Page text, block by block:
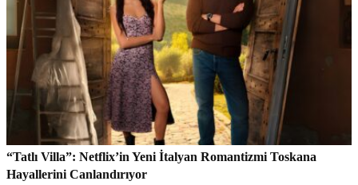
“Tatlı Villa”: Netflix’in Yeni İtalyan Romantizmi Toskana
Hayallerini Canlandırıyor